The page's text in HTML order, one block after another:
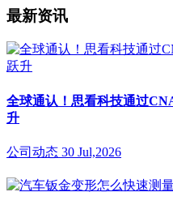
最新资讯
全球通认！思看科技通过
升
公司动态 30 Jul,2026